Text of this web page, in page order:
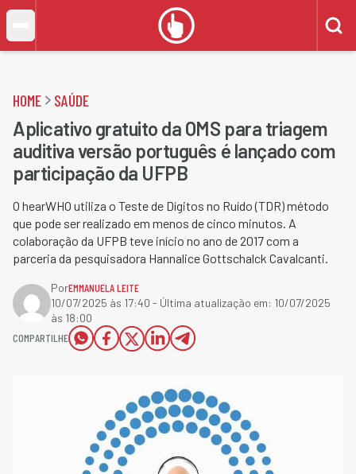
HOME SAÚDE
Aplicativo gratuito da OMS para triagem
auditiva versão português é lançado com
participação da UFPB
O hearWHO utiliza o Teste de Dígitos no Ruído (TDR) método
que pode ser realizado em menos de cinco minutos. A
colaboração da UFPB teve início no ano de 2017 com a
parceria da pesquisadora Hannalice Gottschalck Cavalcanti.
PorEMMANUELA LEITE
10/07/2025 às 17:40 - Última atualização em: 10/07/2025
às 18:00
COMPARTILHE